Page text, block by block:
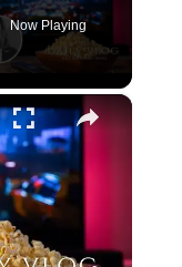
Now Playing
×